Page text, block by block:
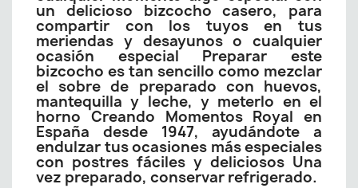
un delicioso bizcocho casero, para
compartir con los tuyos en tus
meriendas y desayunos o cualquier
ocasión especial Preparar este
bizcocho es tan sencillo como mezclar
el sobre de preparado con huevos,
mantequilla y leche, y meterlo en el
horno Creando Momentos Royal en
España desde 1947, ayudándote a
endulzar tus ocasiones más especiales
con postres fáciles y deliciosos Una
vez preparado, conservar refrigerado.